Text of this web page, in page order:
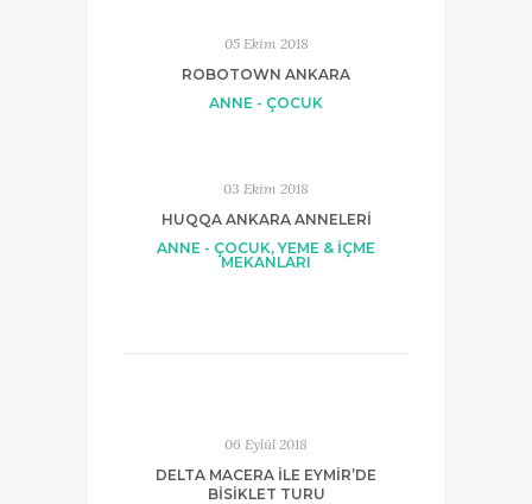
05 Ekim 2018
ROBOTOWN ANKARA
ANNE - ÇOCUK
03 Ekim 2018
HUQQA ANKARA ANNELERI
ANNE - ÇOCUK, YEME & İÇME
MEKANLARI
06 Eylül 2018
DELTA MACERA ILE EYMIR’DE
BISIKLET TURU